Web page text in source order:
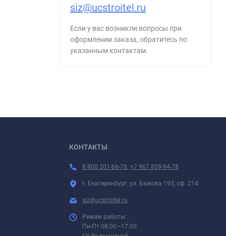
siz@ucstroitel.ru
Если у вас возникли вопросы при
оформлении заказа, обратитесь по
указанным контактам.
КОНТАКТЫ
8 800 201-66-76; +7 967 859-94-78
г. Екатеринбург, ул. Бажова 193, оф. 214
siz@ucstroitel.ru
Режим работы:
Пн-Пт 08:00—17:00